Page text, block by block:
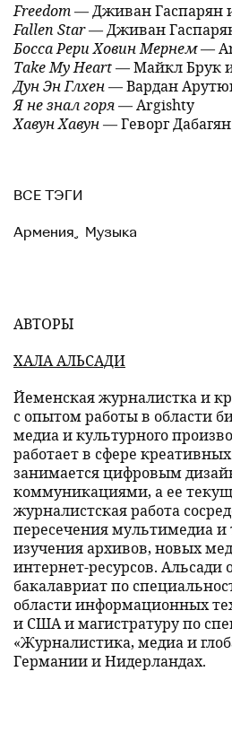
Freedom— Дживан Гаспарян
Fallen Star— Дживан
Босса Рери Ховин Мернем—
Take My Heart— Майкл Брук
Дун Эн Глхен— Вардан
Я не знал горя— Argishty
Хавун Хавун— Геворг Дабагян
ВСЕ ТЭГИ
Армения, Музыка
АВТОРЫ
ХАЛА АЛЬСАДИ
Йеменская журналистка и
с опытом работы в области
медиа и культурного
работает в сфере
занимается цифровым
коммуникациями, а ее
журналистская работа
пересечения мультимедиа и
изучения архивов, новых
интернет-ресурсов. Альсади
бакалавриат по
области информационных
и США и магистратуру по
«Журналистика, медиа и
Германии и Нидерландах.